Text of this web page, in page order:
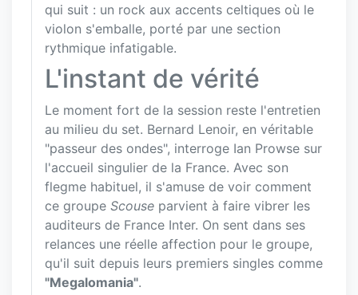
qui suit : un rock aux accents celtiques où le
violon s'emballe, porté par une section
rythmique infatigable.
L'instant de vérité
Le moment fort de la session reste l'entretien
au milieu du set. Bernard Lenoir, en véritable
"passeur des ondes", interroge Ian Prowse sur
l'accueil singulier de la France. Avec son
flegme habituel, il s'amuse de voir comment
ce groupe Scouse parvient à faire vibrer les
auditeurs de France Inter. On sent dans ses
relances une réelle affection pour le groupe,
qu'il suit depuis leurs premiers singles comme
"Megalomania".